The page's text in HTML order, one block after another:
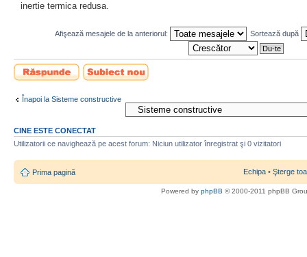
inertie termica redusa.
Afişează mesajele de la anteriorul: Sortează după
Scrie un răspuns
Scrie un subiect
nou
Înapoi la Sisteme constructive
CINE ESTE CONECTAT
Utilizatorii ce navighează pe acest forum: Niciun utilizator înregistrat şi 0 vizitatori
Prima pagină Echipa • Şterge
Powered by phpBB © 2000-2011 phpBB